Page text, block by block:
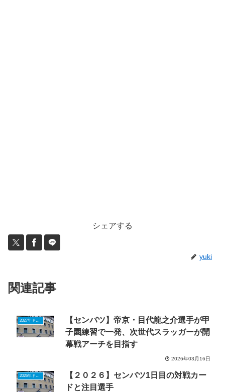
シェアする
yuki
関連記事
2027年ドラフトニュース
【センバツ】帝京・目代龍之介選手が甲
子園練習で一発、次世代スラッガーが開
幕戦アーチを目指す
2026年03月16日
2026年ドラフトニュース
【２０２６】センバツ1日目の対戦カー
ドと注目選手